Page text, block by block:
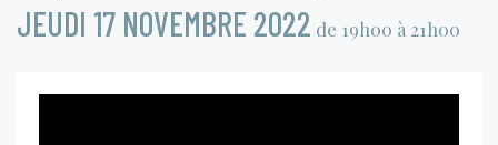
JEUDI 17 NOVEMBRE 2022 de 19h00 à 21h00